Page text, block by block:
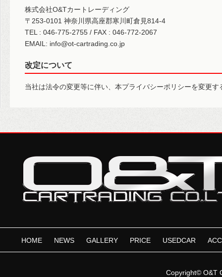
株式会社O&Tカートレーディング
〒253-0101 神奈川県高座郡寒川町倉見814-4
TEL : 046-775-2755 / FAX : 046-772-2067
EMAIL: info@ot-cartrading.co.jp
改定について
当社は法令の変更等に伴い、本プライバシーポリシーを変更す
HOME NEWS GALLERY PRICE USEDCAR
Copyright©O&T